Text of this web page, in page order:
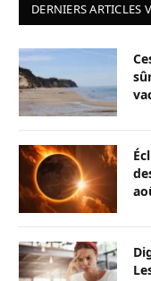
DERNIERS ARTICLES